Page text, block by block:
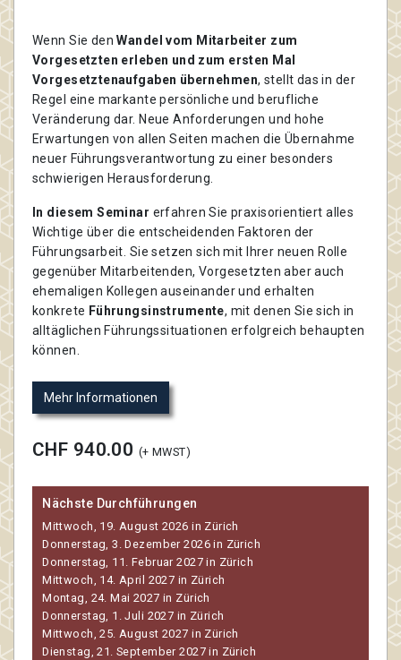
Wenn Sie denWandel vom Mitarbeiter zum
Vorgesetzten erleben und zum ersten Mal
Vorgesetztenaufgaben übernehmen, stellt das in der
Regel eine markante persönliche und berufliche
Veränderung dar. Neue Anforderungen und hohe
Erwartungen von allen Seiten machen die Übernahme
neuer Führungsverantwortung zu einer besonders
schwierigen Herausforderung.
In diesem Seminar erfahren Sie praxisorientiert alles
Wichtige über die entscheidenden Faktoren der
Führungsarbeit. Sie setzen sich mit Ihrer neuen Rolle
gegenüber Mitarbeitenden, Vorgesetzten aber auch
ehemaligen Kollegen auseinander und erhalten
konkrete Führungsinstrumente, mit denen Sie sich in
alltäglichen Führungssituationen erfolgreich behaupten
können.
Mehr Informationen
CHF 940.00 (+ MWST)
Nächste Durchführungen
Mittwoch, 19. August 2026 in Zürich
Donnerstag, 3. Dezember 2026 in Zürich
Donnerstag, 11. Februar 2027 in Zürich
Mittwoch, 14. April 2027 in Zürich
Montag, 24. Mai 2027 in Zürich
Donnerstag, 1. Juli 2027 in Zürich
Mittwoch, 25. August 2027 in Zürich
Dienstag, 21. September 2027 in Zürich